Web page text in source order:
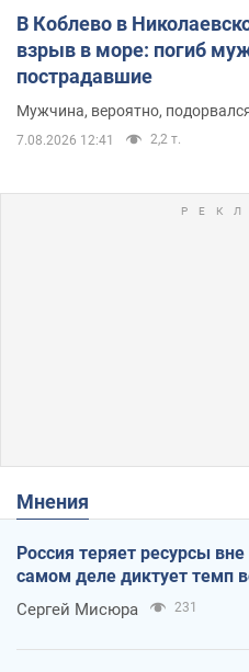
В Коблево в
взрыв в море: погиб
пострадавшие
Мужчина, вероятно,
7.08.2026 12:41 2,2 т.
Мнения
Россия теряет ресурсы
самом деле диктует темп
Сергей Мисюра 231